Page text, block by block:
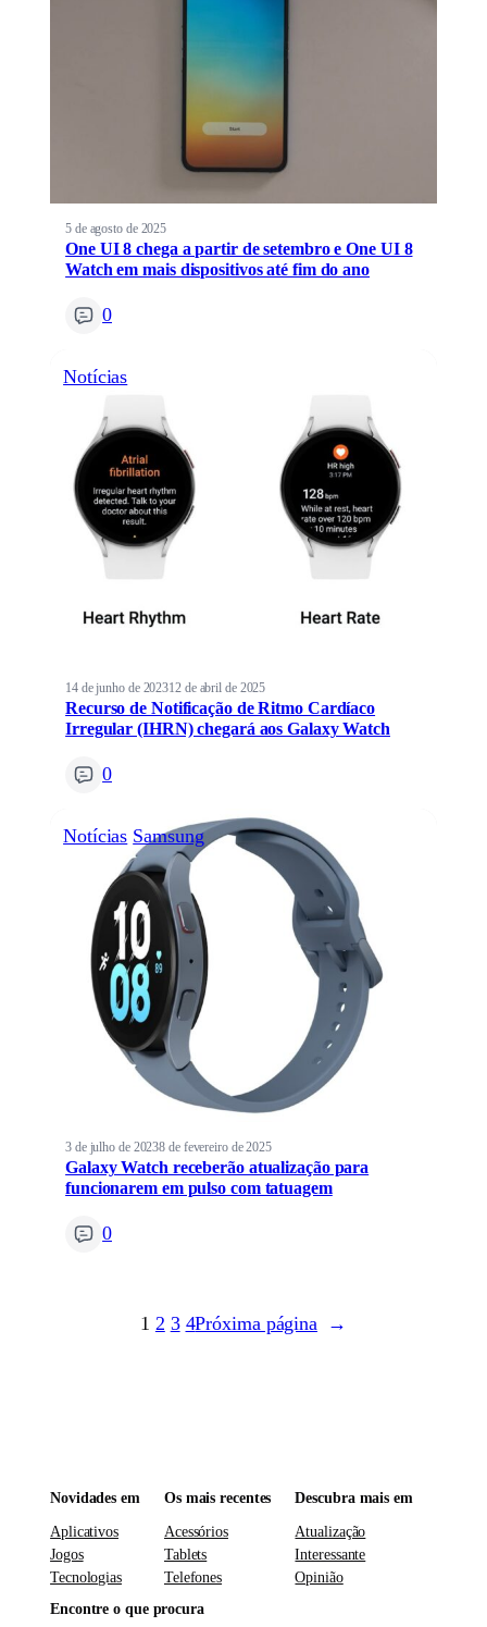
5 de agosto de 2025
One UI 8 chega a partir de setembro e One UI 8
Watch em mais dispositivos até fim do ano
0
Notícias
14 de junho de 202312 de abril de 2025
Recurso de Notificação de Ritmo Cardíaco
Irregular (IHRN) chegará aos Galaxy Watch
0
Notícias Samsung
3 de julho de 20238 de fevereiro de 2025
Galaxy Watch receberão atualização para
funcionarem em pulso com tatuagem
0
1 2 3 4Próxima página →
Novidades em
Aplicativos
Jogos
Tecnologias
Os mais recentes
Acessórios
Tablets
Telefones
Descubra mais em
Atualização
Interessante
Opinião
Encontre o que procura